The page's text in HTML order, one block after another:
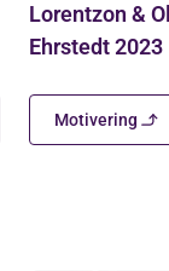
Lorentzon &
Ehrstedt 2023
Motivering